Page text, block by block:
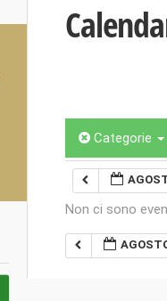
Categorie
Non ci sono